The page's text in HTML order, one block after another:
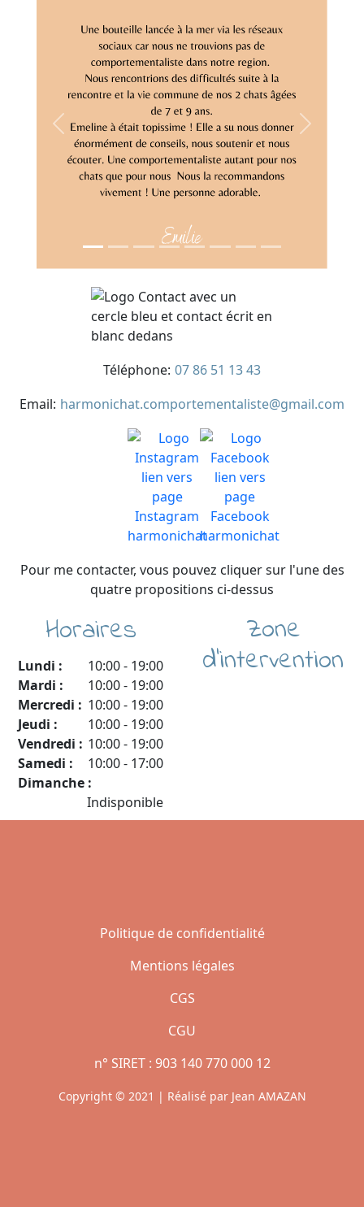
Previous Next
Horaires
Lundi : 10:00- 19:00
Mardi :
10:00- 19:00
Mercredi : 10:00- 19:00
Jeudi :
10:00- 19:00
Vendredi : 10:00- 19:00
Samedi :
10:00- 17:00
Dimanche :
Indisponible
Téléphone: 07 86 51 13 43
Email: harmonichat.comportementaliste@gmail.com
Pour me contacter, vous pouvez cliquer sur l'une des
quatre propositions ci-dessus
Zone
d'intervention
Politique de confidentialité
Mentions légales
CGS
CGU
n° SIRET : 903 140 770 000 12
Copyright © 2021 | Réalisé par Jean AMAZAN